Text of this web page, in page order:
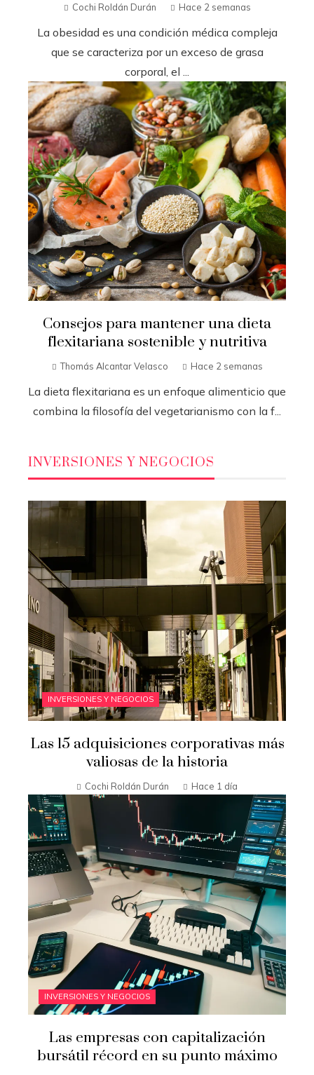
Cochi Roldán Durán Hace 2 semanas
La obesidad es una condición médica compleja
que se caracteriza por un exceso de grasa
corporal, el ...
Consejos para mantener una dieta
flexitariana sostenible y nutritiva
Thomás Alcantar Velasco Hace 2 semanas
La dieta flexitariana es un enfoque alimenticio que
combina la filosofía del vegetarianismo con la f...
INVERSIONES Y NEGOCIOS
INVERSIONES Y NEGOCIOS
Las 15 adquisiciones corporativas más
valiosas de la historia
Cochi Roldán Durán Hace 1 día
INVERSIONES Y NEGOCIOS
Las empresas con capitalización
bursátil récord en su punto máximo